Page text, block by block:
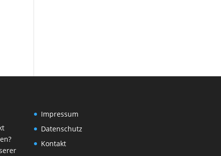
Impressum
Datenschutz
Kontakt